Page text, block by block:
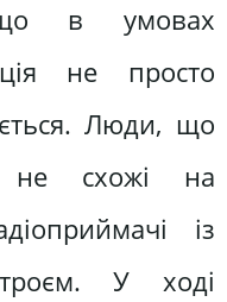
що в умовах
не просто
Люди, що
не схожі на
із
У ході